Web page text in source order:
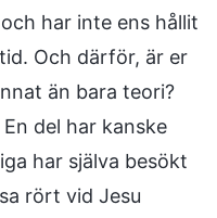
har inte ens hållit
Och därför, är er
än bara teori?
del har kanske
har själva besökt
rört vid Jesu